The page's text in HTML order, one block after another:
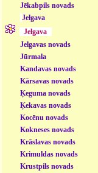
Jēkabpils novads
Jelgava
Jelgava
Jelgavas novads
Jūrmala
Kandavas novads
Kārsavas novads
Ķeguma novads
Ķekavas novads
Kocēnu novads
Kokneses novads
Krāslavas novads
Krimuldas novads
Krustpils novads